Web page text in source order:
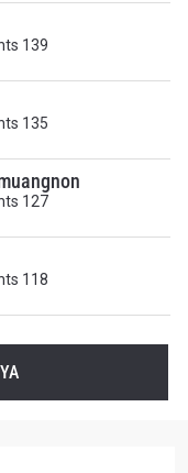
139
135
127
118
anda pergi!
ke berita
untuk kursi